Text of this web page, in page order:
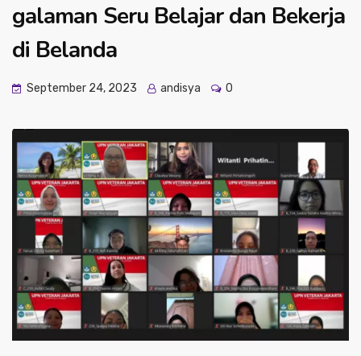
galaman Seru Belajar dan Bekerja
di Belanda
September 24, 2023 andisya 0